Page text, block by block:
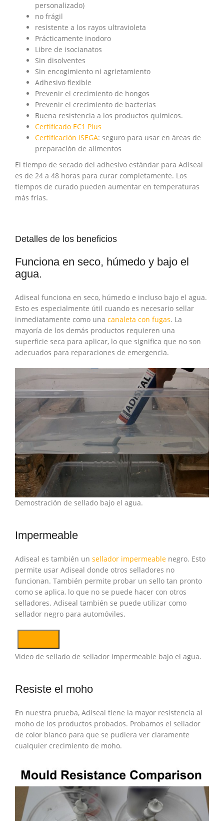
personalizado)
no frágil
resistente a los rayos ultravioleta
Prácticamente inodoro
Libre de isocianatos
Sin disolventes
Sin encogimiento ni agrietamiento
Adhesivo flexible
Prevenir el crecimiento de hongos
Prevenir el crecimiento de bacterias
Buena resistencia a los productos químicos.
Certificado EC1 Plus
Certificación ISEGA: seguro para usar en áreas de
preparación de alimentos
El tiempo de secado del adhesivo estándar para Adiseal
es de 24 a 48 horas para curar completamente. Los
tiempos de curado pueden aumentar en temperaturas
más frías.
Detalles de los beneficios
Funciona en seco, húmedo y bajo el
agua.
Adiseal funciona en seco, húmedo e incluso bajo el agua.
Esto es especialmente útil cuando es necesario sellar
inmediatamente como una canaleta con fugas. La
mayoría de los demás productos requieren una
superficie seca para aplicar, lo que significa que no son
adecuados para reparaciones de emergencia.
Demostración de sellado bajo el agua.
Impermeable
Adiseal es también un sellador impermeable negro. Esto
permite usar Adiseal donde otros selladores no
funcionan. También permite probar un sello tan pronto
como se aplica, lo que no se puede hacer con otros
selladores. Adiseal también se puede utilizar como
sellador negro para automóviles.
Video de sellado de sellador impermeable bajo el agua.
Resiste el moho
En nuestra prueba, Adiseal tiene la mayor resistencia al
moho de los productos probados. Probamos el sellador
de color blanco para que se pudiera ver claramente
cualquier crecimiento de moho.